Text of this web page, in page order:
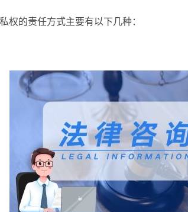
权的责任方式主要有以下几种：